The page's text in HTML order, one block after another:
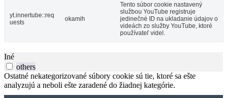
yt.innertube::req
uests
okamih
Tento súbor cookie nastavený
službou YouTube registruje
jedinečné ID na ukladanie údajov o
videách zo služby YouTube, ktoré
používateľ videl.
Iné
others
Ostatné nekategorizované súbory cookie sú tie, ktoré sa ešte
analyzujú a neboli ešte zaradené do žiadnej kategórie.